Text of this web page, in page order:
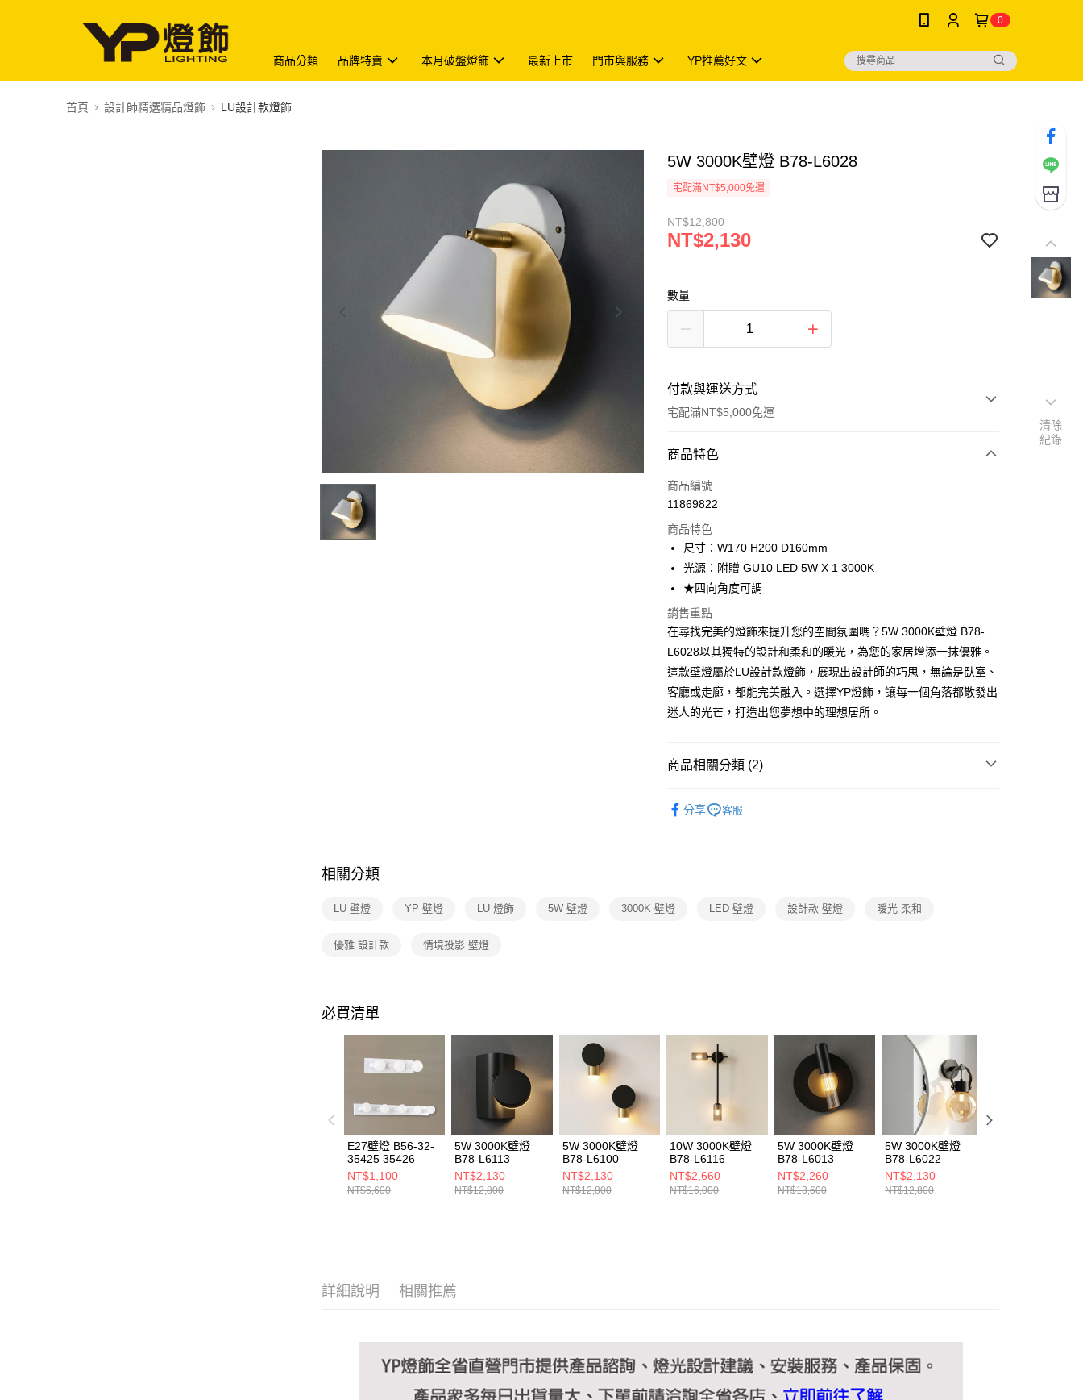
0
商品分類 品牌特賣 本月破盤燈飾 最新上市 門市與服務 YP推薦好文
首頁 設計師精選精品燈飾 LU設計款燈飾
5W 3000K壁燈 B78-L6028
宅配滿NT$5,000免運
NT$12,800
NT$2,130
數量
付款與運送方式
宅配滿NT$5,000免運
付款方式
信用卡一次付款
Apple Pay
街口支付
Google Pay
AFTEE先享後付
相關說明
便利好安心！
１．簡單：不需註冊會員、不需綁卡、不需儲值。
／ATM／網路銀行／等多元方式進行付款，方視為交易完成。
※ 請注意：結帳手續完成當下不需立刻繳費，但若您需要取消訂單，請聯
交易，需依本服務之必要範圍內提供個人資料，並將交易相關給付款項請
求債權轉讓予恩沛科技股份有限公司。
２．關於個人資料處理事宜，請瀏覽以下網址：
https://aftee.tw/terms/#terms3
３．未成年的使用者請事先徵得法定代理人或監護人之同意方可使用
「AFTEE先享後付」，若未經同意申辦者引起之損失，本公司不負相關責
任。
４．使用「AFTEE先享後付」時，將依據個別帳號之用戶狀況，依本公司
即時審查核予不同之上限額度；若仍有額度不足之情形，本公司將視審查
結果請求用戶進行身份認證。
５．嚴禁一人註冊多個帳號或使用他人資訊註冊。若發現惡意使用之情
新竹貨運宅配
商品特色
商品編號
11869822
商品特色
尺寸：W170 H200 D160mm
光源：附贈 GU10 LED 5W X 1 3000K
★四向角度可調
銷售重點
在尋找完美的燈飾來提升您的空間氛圍嗎？5W 3000K壁燈 B78-
L6028以其獨特的設計和柔和的暖光，為您的家居增添一抹優雅。
這款壁燈屬於LU設計款燈飾，展現出設計師的巧思，無論是臥室、
客廳或走廊，都能完美融入。選擇YP燈飾，讓每一個角落都散發出
迷人的光芒，打造出您夢想中的理想居所。
商品相關分類 (2)
分享 客服
相關分類
LU 壁燈 YP 壁燈 LU 燈飾 5W 壁燈 3000K 壁燈 LED 壁燈 設計款 壁燈 暖光 柔和
優雅 設計款 情境投影 壁燈
必買清單
E27壁燈 B56-32-
35425 35426
NT$1,100
NT$6,600
5W 3000K壁燈
B78-L6113
NT$2,130
NT$12,800
5W 3000K壁燈
B78-L6100
NT$2,130
NT$12,800
10W 3000K壁燈
B78-L6116
NT$2,660
NT$16,000
5W 3000K壁燈
B78-L6013
NT$2,260
NT$13,600
5W 3000K壁燈
B78-L6022
NT$2,130
NT$12,800
詳細說明 相關推薦
清除
紀錄